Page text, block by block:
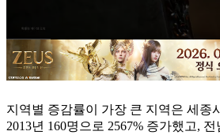
지역별 증감률이 가장 큰 지역은 세종
2013년 160명으로 2567% 증가했고, 전